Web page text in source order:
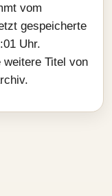
vom
gespeicherte
Uhr.
Titel von